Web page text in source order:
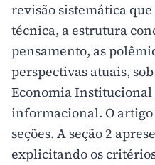
revisão sistemática
técnica, a estrutura
pensamento, as
perspectivas atuais,
Economia
informacional. O artigo
seções. A seção 2
explicitando os